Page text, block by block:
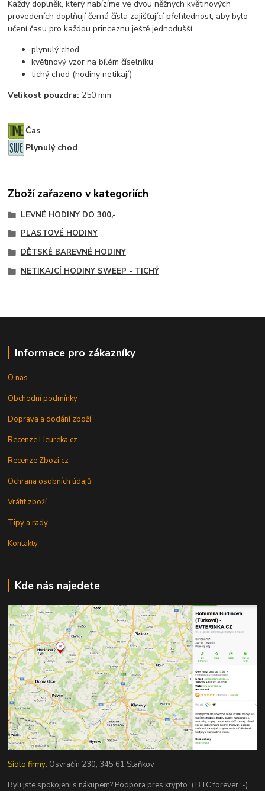
Každý doplněk, který nabízíme ve dvou něžných květinových
provedeních doplňují černá čísla zajišťující přehlednost, aby bylo
učení času pro každou princeznu ještě jednodušší.
plynulý chod
květinový vzor na bílém číselníku
tichý chod (hodiny netikají)
Velikost pouzdra: 250 mm
Čas
Plynulý chod
Zboží zařazeno v kategoriích
LEVNÉ HODINY DO 300,-
PLASTOVÉ HODINY
DĚTSKÉ BAREVNÉ HODINY
NETIKAJCÍ HODINY SWEEP - TICHÝ
Informace pro zákazníky
O nás
Obchodní podmínky
Doprava a dodání zboží
Recenze Heureka.cz
Recenze Zbozi.cz
Ochrana osobních údajů
Vrátit zboží
Tipy a rady
Kontakty
Kde nás najedete
Sídlo firmy: Osvračín 230, 345 61 Staňkov
Byli jste spokojeni s nákupem? Podpora pres krypto :) BTC forever :-)